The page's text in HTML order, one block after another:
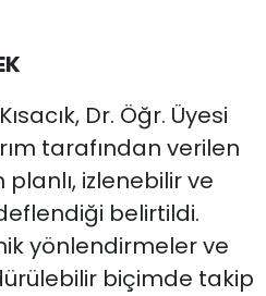
Dr. Öğr. Üyesi
tarafından verilen
izlenebilir ve
belirtildi.
yönlendirmeler ve
biçimde takip